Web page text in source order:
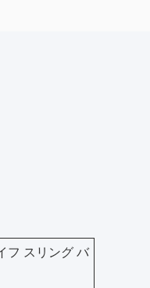
フ スリング バ